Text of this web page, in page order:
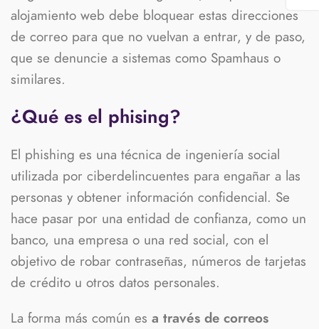
alojamiento web debe bloquear estas direcciones
de correo para que no vuelvan a entrar, y de paso,
que se denuncie a sistemas como Spamhaus o
similares.
¿Qué es el phising?
El phishing es una técnica de ingeniería social
utilizada por ciberdelincuentes para engañar a las
personas y obtener información confidencial. Se
hace pasar por una entidad de confianza, como un
banco, una empresa o una red social, con el
objetivo de robar contraseñas, números de tarjetas
de crédito u otros datos personales.
La forma más común es a través de correos